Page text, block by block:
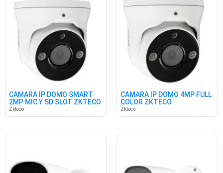
CÁMARA IP DOMO SMART
2MP MIC Y SD SLOT ZKTECO
Zkteco
CÁMARA IP DOMO 4MP FULL
COLOR ZKTECO
Zkteco